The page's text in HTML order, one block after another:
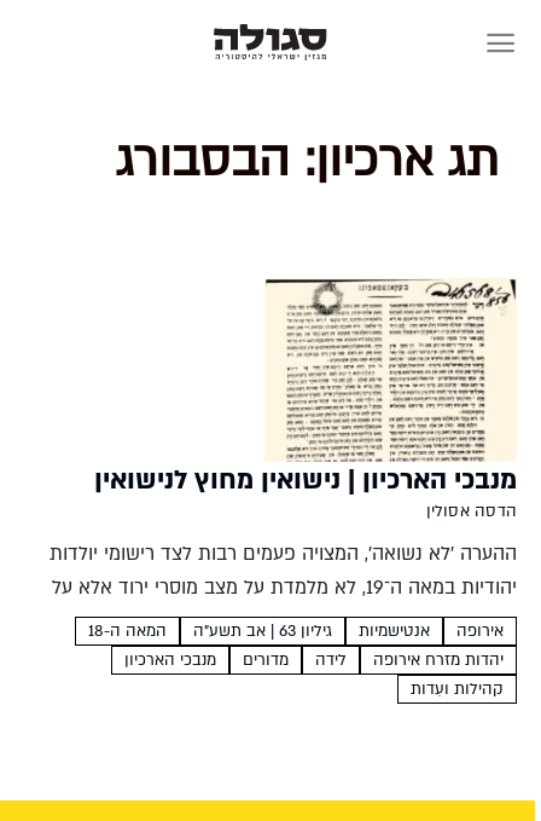
תג ארכיון: הבסבורג
מנבכי הארכיון | נישואין מחוץ לנישואין
הדסה אסולין
ההערה 'לא נשואה', המצויה פעמים רבות לצד רישומי יולדות
יהודיות במאה ה־19, לא מלמדת על מצב מוסרי ירוד אלא על
הגבלות שונות ומשונות שהטילו השלטונות על היהודים הדסה
אסולין לפני שנים אחדות הגיע בחור אמריקני...
אירופה אנטישמיות גיליון 63 | אב תשע"ה
המאה ה-18
יהדות מזרח אירופה
לידה מדורים
מנבכי הארכיון
קהילות ועֵדות